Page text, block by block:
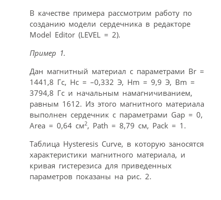
В качестве примера рассмотрим работу по
созданию модели сердечника в редакторе
Model Editor (LEVEL = 2).
Пример 1.
Дан магнитный материал с параметрами Br =
1441,8 Гс, Hc = –0,332 Э, Hm = 9,9 Э, Bm =
3794,8 Гс и начальным намагничиванием,
равным 1612. Из этого магнитного материала
выполнен сердечник с параметрами Gap = 0,
Area = 0,64 см2, Path = 8,79 см, Pack = 1.
Таблица Hysteresis Curve, в которую заносятся
характеристики магнитного материала, и
кривая гистерезиса для приведенных
параметров показаны на рис. 2.